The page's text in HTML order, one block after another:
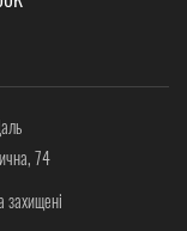
74